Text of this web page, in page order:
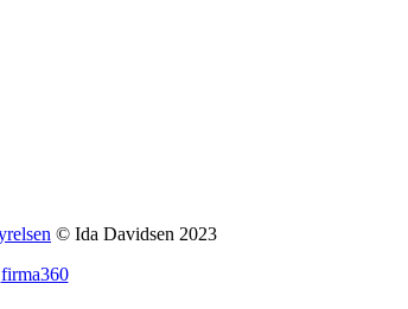
© Ida Davidsen 2023
firma360